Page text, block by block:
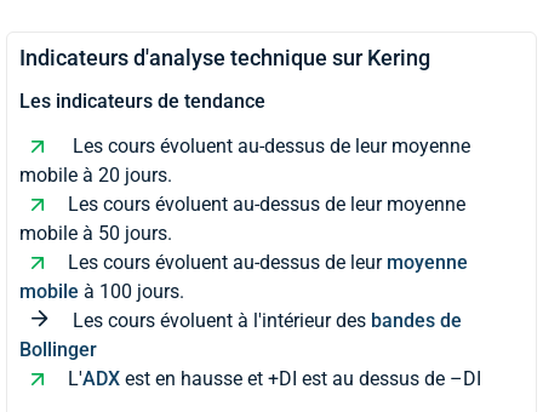
Indicateurs d'analyse technique sur Kering
Les indicateurs de tendance
Les cours évoluent au-dessus de leur moyenne
mobile à 20 jours.
Les cours évoluent au-dessus de leur moyenne
mobile à 50 jours.
Les cours évoluent au-dessus de leur moyenne
mobile à 100 jours.
Les cours évoluent à l'intérieur des bandes de
Bollinger
L'ADX est en hausse et +DI est au dessus de –DI